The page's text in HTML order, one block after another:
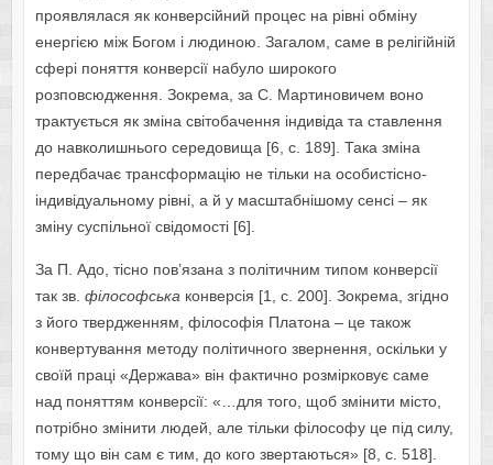
проявлялася як конверсійний процес на рівні обміну
енергією між Богом і людиною. Загалом, саме в релігійній
сфері поняття конверсії набуло широкого
розповсюдження. Зокрема, за С. Мартиновичем воно
трактується як зміна світобачення індивіда та ставлення
до навколишнього середовища [6, с. 189]. Така зміна
передбачає трансформацію не тільки на особистісно-
індивідуальному рівні, а й у масштабнішому сенсі – як
зміну суспільної свідомості [6].
За П. Адо, тісно пов’язана з політичним типом конверсії
так зв. філософськаконверсія [1, с. 200]. Зокрема, згідно
з його твердженням, філософія Платона – це також
конвертування методу політичного звернення, оскільки у
своїй праці «Держава» він фактично розмірковує саме
над поняттям конверсії: «…для того, щоб змінити місто,
потрібно змінити людей, але тільки філософу це під силу,
тому що він сам є тим, до кого звертаються» [8, с. 518].